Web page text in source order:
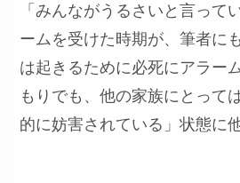
「みんながうるさいと言って
ームを受けた時期が、筆者に
は起きるために必死にアラー
もりでも、他の家族にとって
的に妨害されている」状態に